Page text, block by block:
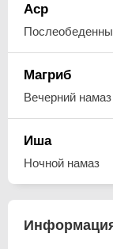
Аср
Магриб
Вечерний намаз
Иша
Ночной намаз